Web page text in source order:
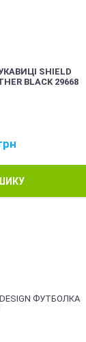
SHIELD
BLACK 29668